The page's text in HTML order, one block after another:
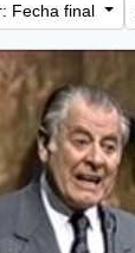
Fecha final